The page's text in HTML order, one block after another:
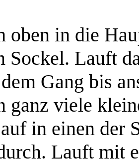
oben in die
Sockel. Lauft
Gang bis
ganz viele
in einen der
Lauft mit